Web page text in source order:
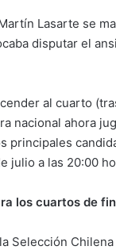
Lasarte se
disputar el
al cuarto
nacional ahora
principales
julio a las 20:00
los cuartos de
Selección